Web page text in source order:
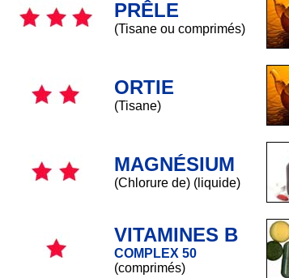
PRÊLE
(Tisane ou comprimés)
ORTIE
(Tisane)
MAGNÉSIUM
(Chlorure de) (liquide)
VITAMINES B
COMPLEX 50
(comprimés)